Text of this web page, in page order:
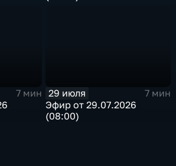
7 мин
29 июля
7 мин
Эфир от 29.07.2026
(08:00)